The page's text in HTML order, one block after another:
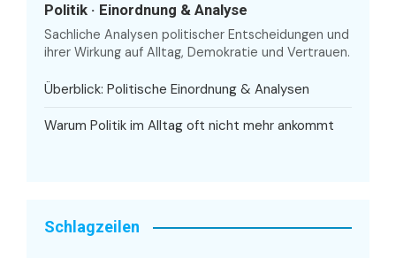
Politik · Einordnung & Analyse
Sachliche Analysen politischer Entscheidungen und
ihrer Wirkung auf Alltag, Demokratie und Vertrauen.
Überblick: Politische Einordnung & Analysen
Warum Politik im Alltag oft nicht mehr ankommt
Schlagzeilen